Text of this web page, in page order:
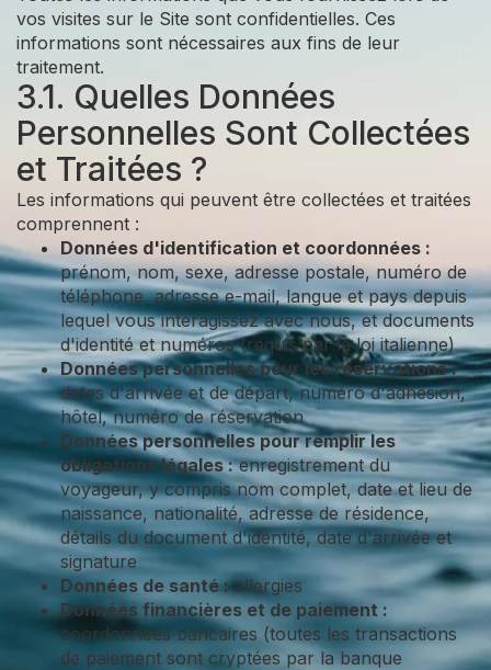
vos visites sur le Site sont confidentielles. Ces
informations sont nécessaires aux fins de leur
traitement.
3.1. Quelles Données
Personnelles Sont Collectées
et Traitées ?
Les informations qui peuvent être collectées et traitées
comprennent :
Données d'identification et coordonnées :
prénom, nom, sexe, adresse postale, numéro de
téléphone, adresse e-mail, langue et pays depuis
lequel vous interagissez avec nous, et documents
d'identité et numéros (requis par la loi italienne)
Données personnelles pour les réservations :
dates d'arrivée et de départ, numéro d'adhésion,
hôtel, numéro de réservation
Données personnelles pour remplir les
obligations légales :enregistrement du
voyageur, y compris nom complet, date et lieu de
naissance, nationalité, adresse de résidence,
détails du document d'identité, date d'arrivée et
signature
Données de santé :allergies
Données financières et de paiement :
coordonnées bancaires (toutes les transactions
de paiement sont cryptées par la banque